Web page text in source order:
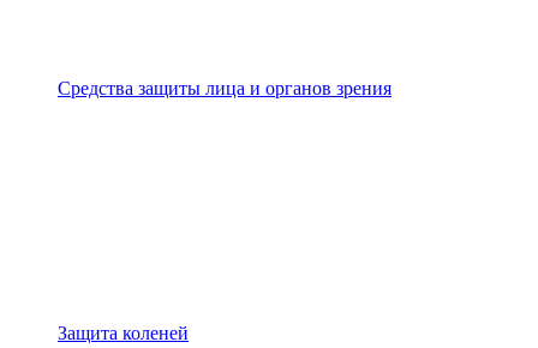
Средства защиты лица и органов зрения
Защита коленей